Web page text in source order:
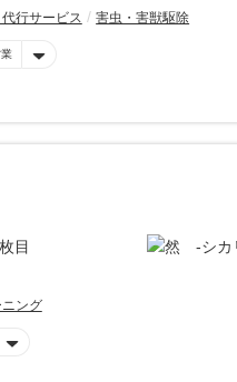
行サービス 害虫・害獣駆除
ング